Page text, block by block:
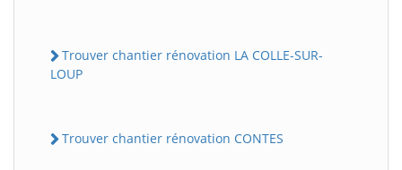
Trouver chantier rénovation LA COLLE-SUR-
LOUP
Trouver chantier rénovation CONTES